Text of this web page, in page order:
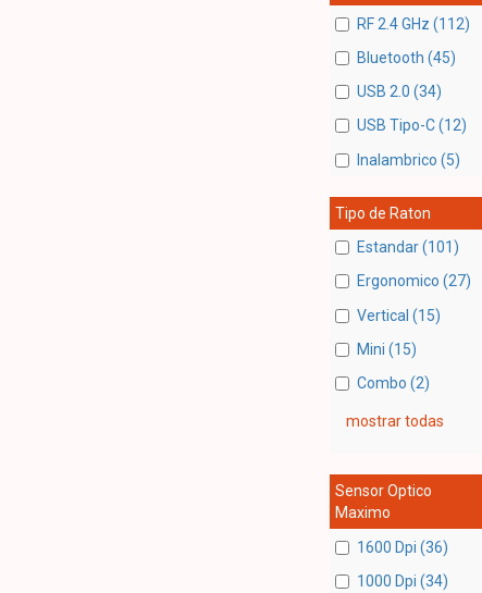
RF 2.4 GHz (112)
Bluetooth (45)
USB 2.0 (34)
USB Tipo-C (12)
Inalambrico (5)
Tipo de Raton
Estandar (101)
Ergonomico (27)
Vertical (15)
Mini (15)
Combo (2)
mostrar todas
Sensor Optico
Maximo
1600 Dpi (36)
1000 Dpi (34)